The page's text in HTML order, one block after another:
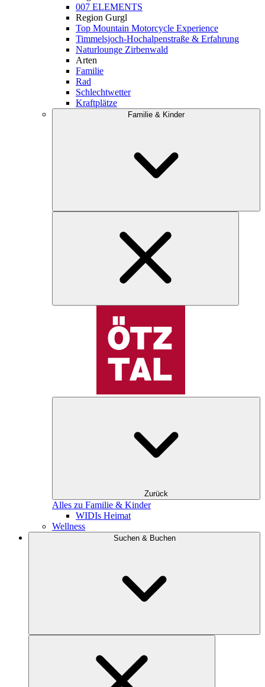
007 ELEMENTS
Region Gurgl
Top Mountain Motorcycle Experience
Timmelsjoch-Hochalpenstraße & Erfahrung
Naturlounge Zirbenwald
Arten
Familie
Rad
Schlechtwetter
Kraftplätze
Familie & Kinder
Zurück
Alles zu Familie & Kinder
WIDIs Heimat
Wellness
Suchen & Buchen